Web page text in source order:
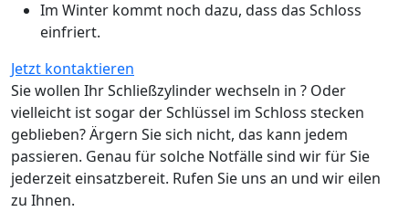
Im Winter kommt noch dazu, dass das Schloss
einfriert.
Jetzt kontaktieren
Sie wollen Ihr Schließzylinder wechseln in ? Oder
vielleicht ist sogar der Schlüssel im Schloss stecken
geblieben? Ärgern Sie sich nicht, das kann jedem
passieren. Genau für solche Notfälle sind wir für Sie
jederzeit einsatzbereit. Rufen Sie uns an und wir eilen
zu Ihnen.